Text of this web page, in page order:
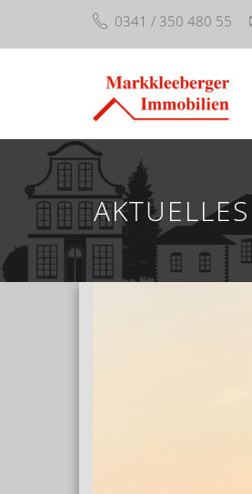
0341 / 350 480 55
AKTUELLES